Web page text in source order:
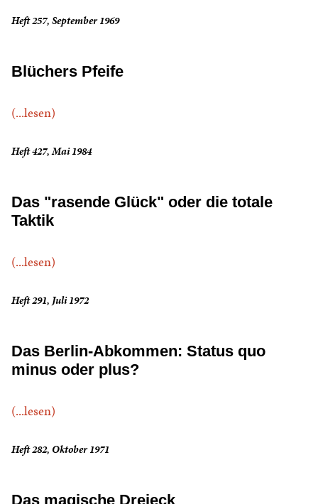
Heft 257, September 1969
Blüchers Pfeife
(...lesen)
Heft 427, Mai 1984
Das "rasende Glück" oder die totale
Taktik
(...lesen)
Heft 291, Juli 1972
Das Berlin-Abkommen: Status quo
minus oder plus?
(...lesen)
Heft 282, Oktober 1971
Das magische Dreieck